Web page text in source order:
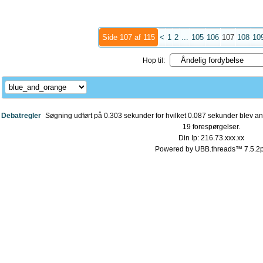
Side 107 af 115 < 1 2 ... 105 106 107 108
Hop til:
Debatregler Søgning udført på 0.303 sekunder for hvilket 0.087 sekunder blev
19 forespørgelser.
Din Ip: 216.73.xxx.xx
Powered by UBB.threads™